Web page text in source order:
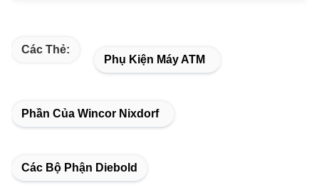
Các Thẻ:
Phụ Kiện Máy ATM
Phần Của Wincor Nixdorf
Các Bộ Phận Diebold